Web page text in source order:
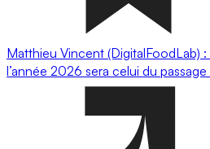
Matthieu Vincent (DigitalFoodLab)
l’année 2026 sera celui du passage